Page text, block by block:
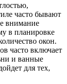
часто бывают
внимание
в планировке
окон.
часто включает
и ванные
для тех,